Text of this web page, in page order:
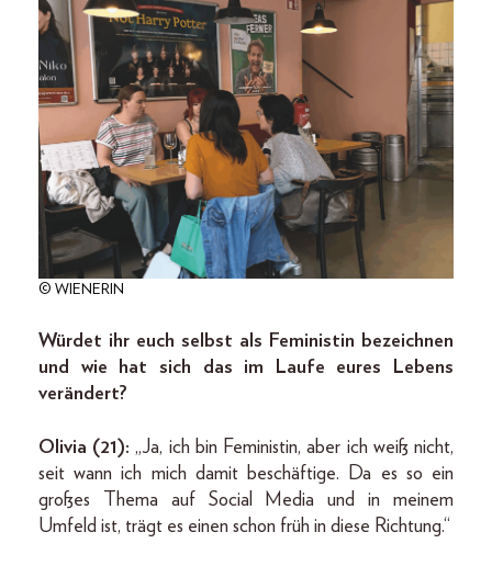
© WIENERIN
Würdet ihr euch selbst als Feministin bezeichnen
und wie hat sich das im Laufe eures Lebens
verändert?
Olivia (21):„Ja, ich bin Feministin, aber ich weiß nicht,
seit wann ich mich damit beschäftige. Da es so ein
großes Thema auf Social Media und in meinem
Umfeld ist, trägt es einen schon früh in diese Richtung.“